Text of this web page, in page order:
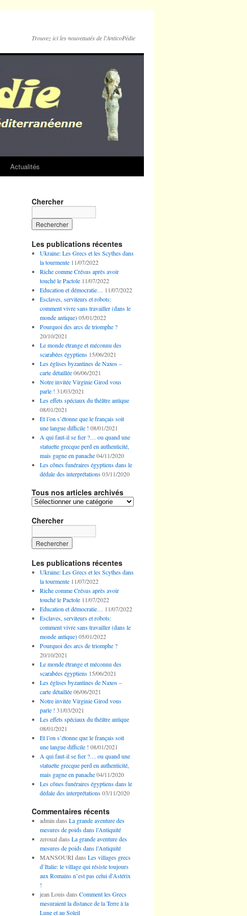
Trouvez ici les nouveautés de l'AnticoPédie
Actualités
Chercher
Les publications récentes
Ukraine: Les Grecs et les Scythes dans
la tourmente 11/07/2022
Riche comme Crésus après avoir
touché le Pactole 11/07/2022
Education et démocratie… 11/07/2022
Esclaves, serviteurs et robots:
comment vivre sans travailler (dans le
monde antique) 05/01/2022
Pourquoi des arcs de triomphe ?
20/10/2021
Le monde étrange et méconnu des
scarabées égyptiens 15/06/2021
Les églises byzantines de Naxos –
carte détaillée 06/06/2021
Notre invitée Virginie Girod vous
parle ! 31/03/2021
Les effets spéciaux du théâtre antique
08/01/2021
Et l’on s’étonne que le français soit
une langue difficile ! 08/01/2021
A qui faut-il se fier ?… ou quand une
statuette grecque perd en authenticité,
mais gagne en panache 04/11/2020
Les cônes funéraires égyptiens dans le
dédale des interprétations 03/11/2020
Tous nos articles archivés
Tous
articles
Chercher
Les publications récentes
Ukraine: Les Grecs et les Scythes dans
la tourmente 11/07/2022
Riche comme Crésus après avoir
touché le Pactole 11/07/2022
Education et démocratie… 11/07/2022
Esclaves, serviteurs et robots:
comment vivre sans travailler (dans le
monde antique) 05/01/2022
Pourquoi des arcs de triomphe ?
20/10/2021
Le monde étrange et méconnu des
scarabées égyptiens 15/06/2021
Les églises byzantines de Naxos –
carte détaillée 06/06/2021
Notre invitée Virginie Girod vous
parle ! 31/03/2021
Les effets spéciaux du théâtre antique
08/01/2021
Et l’on s’étonne que le français soit
une langue difficile ! 08/01/2021
A qui faut-il se fier ?… ou quand une
statuette grecque perd en authenticité,
mais gagne en panache 04/11/2020
Les cônes funéraires égyptiens dans le
dédale des interprétations 03/11/2020
Commentaires récents
admin dans La grande aventure des
mesures de poids dans l’Antiquité
zeroualdans La grande aventure des
mesures de poids dans l’Antiquité
MANSOURIdans Les villages grecs
d’Italie: le village qui résiste toujours
aux Romains n’est pas celui d’Astérix
!
jean Louis dans Comment les Grecs
mesuraient la distance de la Terre à la
Lune et au Soleil